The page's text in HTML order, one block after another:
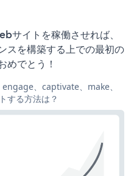
イトを稼働させれば、
スを構築する上での最初の
めでとう！
、captivate、make、
する方法は？